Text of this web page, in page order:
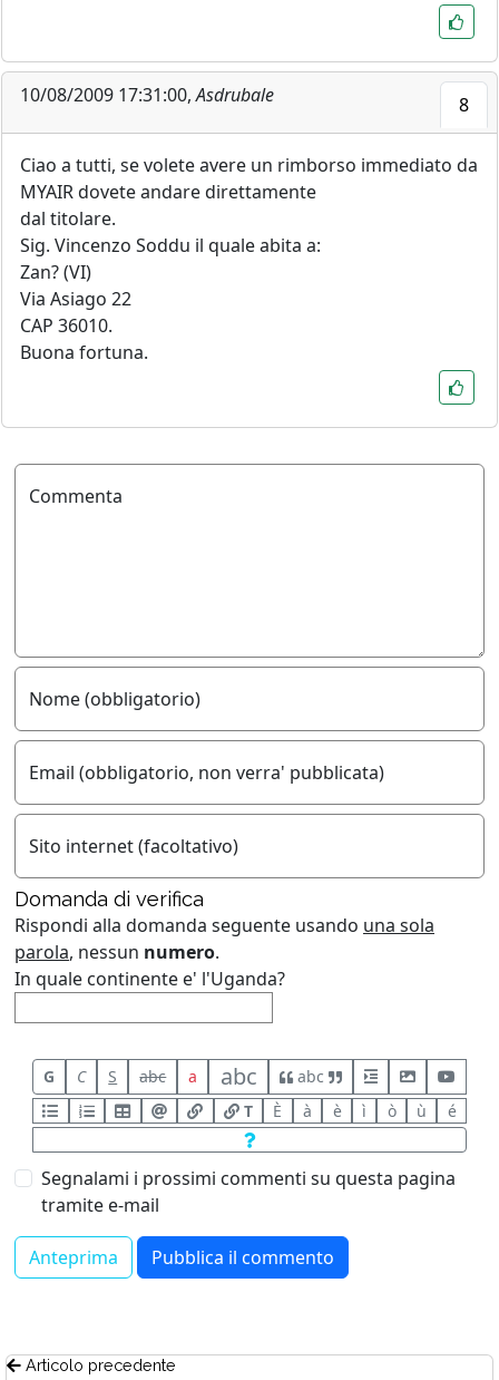
10/08/2009 17:31:00,Asdrubale 8
Ciao a tutti, se volete avere un rimborso immediato da
MYAIR dovete andare direttamente
dal titolare.
Sig. Vincenzo Soddu il quale abita a:
Zan? (VI)
Via Asiago 22
CAP 36010.
Buona fortuna.
Commenta
Nome (obbligatorio)
Email (obbligatorio, non verra' pubblicata)
Sito internet (facoltativo)
Domanda di verifica
Rispondi alla domanda seguente usando una sola
parola, nessun numero.
In quale continente e' l'Uganda?
G C S abc a abc
abc
T
È à è ì ò ù é
Segnalami i prossimi commenti su questa pagina
tramite e-mail
Articolo precedente